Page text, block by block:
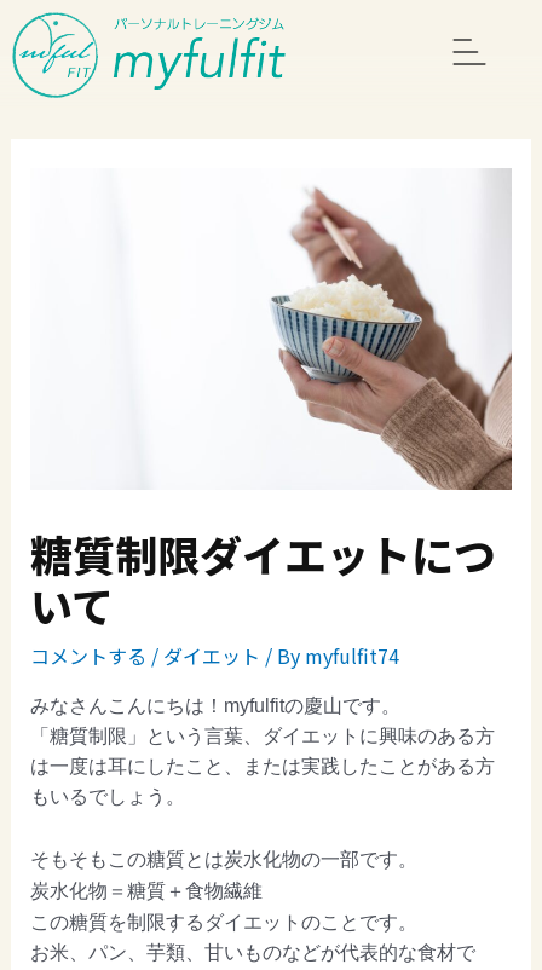
糖質制限ダイエットにつ
いて
コメントする / ダイエット / By myfulfit74
みなさんこんにちは！myfulfitの慶山です。
「糖質制限」という言葉、ダイエットに興味のある方
は一度は耳にしたこと、または実践したことがある方
もいるでしょう。
そもそもこの糖質とは炭水化物の一部です。
炭水化物＝糖質＋食物繊維
この糖質を制限するダイエットのことです。
お米、パン、芋類、甘いものなどが代表的な食材で